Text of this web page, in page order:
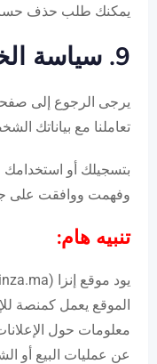
يمكنك طلب حذف
9. سياسة الخصوصية
يرجى الرجوع إلى
تعاملنا مع بياناتك
بتسجيلك أو استخدامك
وفهمت ووافقت على
تنبيه هام:
الموقع يعمل كمنصة
معلومات حول
عن عمليات البيع أو